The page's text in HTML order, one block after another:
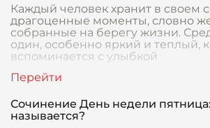
Каждый человек хранит в своем
драгоценные моменты, словно
собранные на берегу жизни.
один, особенно яркий и теплый,
вспоминается с улыбкой
Сочинение День недели
называется?